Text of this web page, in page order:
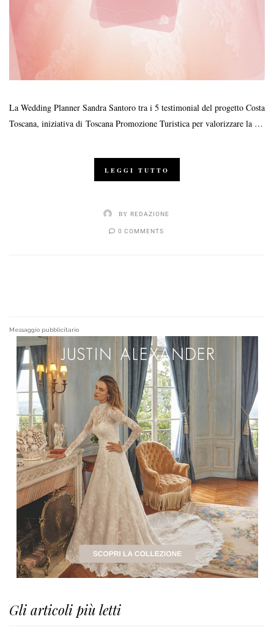
La Wedding Planner Sandra Santoro tra i 5 testimonial del progetto Costa
Toscana, iniziativa di Toscana Promozione Turistica per valorizzare la …
LEGGI TUTTO
BY REDAZIONE
0 COMMENTS
Messaggio pubblicitario
Gli articoli più letti